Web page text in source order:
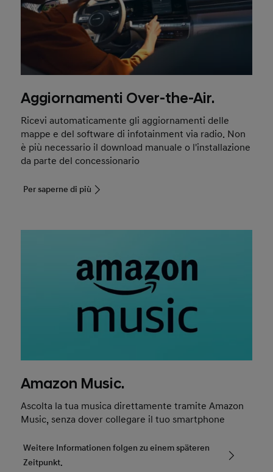
Aggiornamenti Over-the-Air.
Ricevi automaticamente gli aggiornamenti delle
mappe e del software di infotainment via radio. Non
è più necessario il download manuale o l'installazione
da parte del concessionario
Per saperne di più
Amazon Music.
Ascolta la tua musica direttamente tramite Amazon
Music, senza dover collegare il tuo smartphone
Weitere Informationen folgen zu einem späteren
Zeitpunkt.